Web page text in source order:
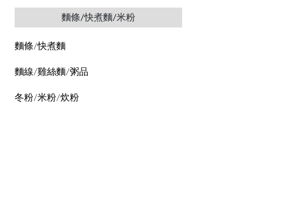
麵條/快煮麵/米粉
麵條/快煮麵
麵線/雞絲麵/粥品
冬粉/米粉/炊粉